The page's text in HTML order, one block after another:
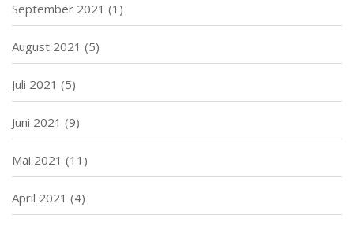
September 2021 (1)
August 2021 (5)
Juli 2021 (5)
Juni 2021 (9)
Mai 2021 (11)
April 2021 (4)